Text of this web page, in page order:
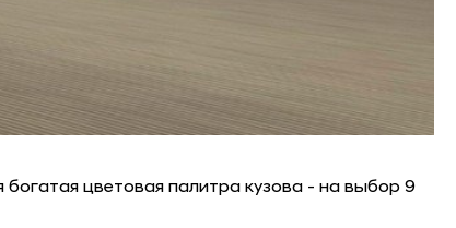
богатая цветовая палитра кузова - на выбор 9